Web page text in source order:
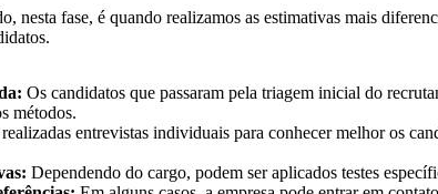
nesta fase, é quando realizamos as estimativas mais
Os candidatos que passaram pela triagem inicial do
métodos.
realizadas entrevistas individuais para conhecer melhor os
Dependendo do cargo, podem ser aplicados testes